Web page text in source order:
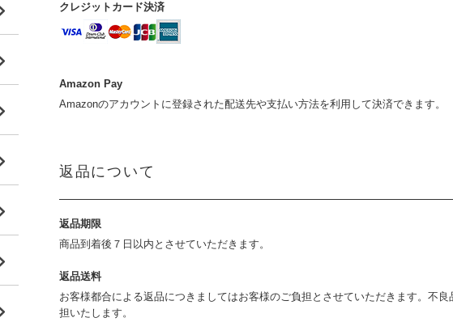
クレジットカード決済
Amazon Pay
Amazonのアカウントに登録された配送先や支払い方法を利用して決済できます。
返品について
返品期限
商品到着後７日以内とさせていただきます。
返品送料
お客様都合による返品につきましてはお客様のご負担とさせていただきます。不良
担いたします。